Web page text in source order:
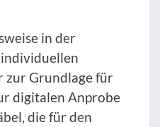
in der
zur Grundlage für
digitalen Anprobe
die für den